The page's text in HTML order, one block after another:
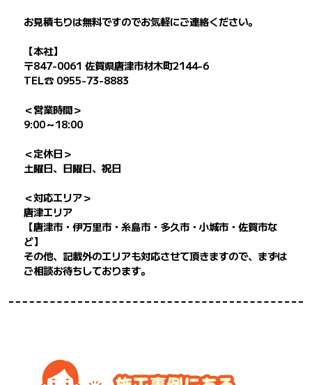
お見積もりは無料ですのでお気軽にご連絡ください。
【本社】
〒847-0061 佐賀県唐津市材木町2144-6
TEL☎ 0955-73-8883
＜営業時間＞
9:00～18:00
＜定休日＞
土曜日、日曜日、祝日
＜対応エリア＞
唐津エリア
【唐津市・伊万里市・糸島市・多久市・小城市・佐賀市な
ど】
その他、記載外のエリアも対応させて頂きますので、まずは
ご相談お待ちしております。